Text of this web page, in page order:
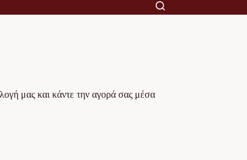
μας και κάντε την αγορά σας μέσα